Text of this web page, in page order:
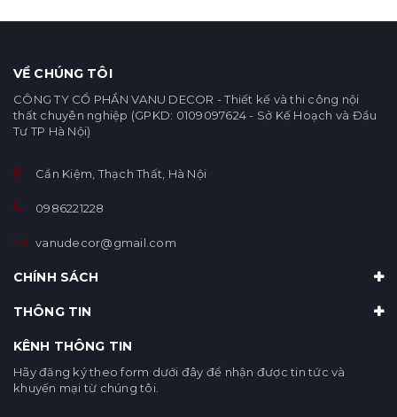
VỀ CHÚNG TÔI
CÔNG TY CỔ PHẦN VANU DECOR - Thiết kế và thi công nội
thất chuyên nghiệp (GPKD: 0109097624 - Sở Kế Hoạch và Đầu
Tư TP Hà Nội)
Cần Kiệm, Thạch Thất, Hà Nội
0986221228
vanudecor@gmail.com
CHÍNH SÁCH
THÔNG TIN
KÊNH THÔNG TIN
Hãy đăng ký theo form dưới đây để nhận được tin tức và
khuyến mại từ chúng tôi.